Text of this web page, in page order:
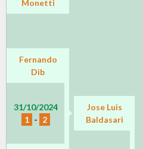
Monetti
Fernando
Dib
31/10/2024
1 - 2
Jose Luis
Baldasari